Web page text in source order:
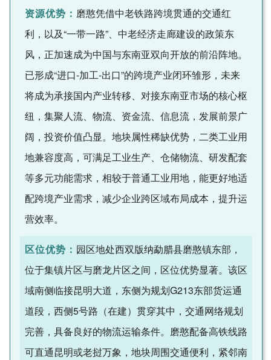
资源优势： 磨憨凭借中老铁路跨境贯通的交通红
利，以及“一带一路”、中老经济走廊建设的政策东
风，正加速成为中国与东南亚双向开放的前沿阵地。
已形成“进口-加工-出口”的跨境产业闭环雏形，未来
将成为承接国内产业转移、对接东南亚市场的核心枢
纽，集聚人流、物流、资金流、信息流，发展前景广
阔，投资价值凸显。地块属性稀缺优势，二类工业用
地兼容度高，可满足工业生产、仓储物流、研发配套
等多元功能需求，相较于普通工业用地，能更好地适
配跨境产业需求，减少企业跨区域布局成本，提升运
营效率。
区位优势： 园区地处西双版纳勐腊县磨憨镇东部，
位于集镇片区与磨龙片区之间，区位优势显著。该区
域南侧临接昆明大道，东侧为规划G213东部货运通
道段，西侧5号路（在建）贯穿其中，交通网络规划
完善，具备良好的物流运输条件。磨憨配备高铁线路
可直通昆明或老挝万象，地块周围交通便利，紧邻南